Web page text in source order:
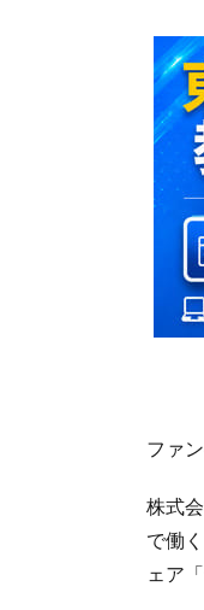
ファ
株式
で働
ェア